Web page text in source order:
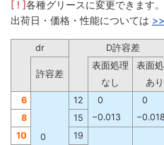
[ ! ]各種グリースに変更できます。
出荷日・価格・性能については >>
dr D許容差
許容差
表面処理
表面
なし
あり
6
0
12 0 0
8
15 −0.013 −0.018
10
19